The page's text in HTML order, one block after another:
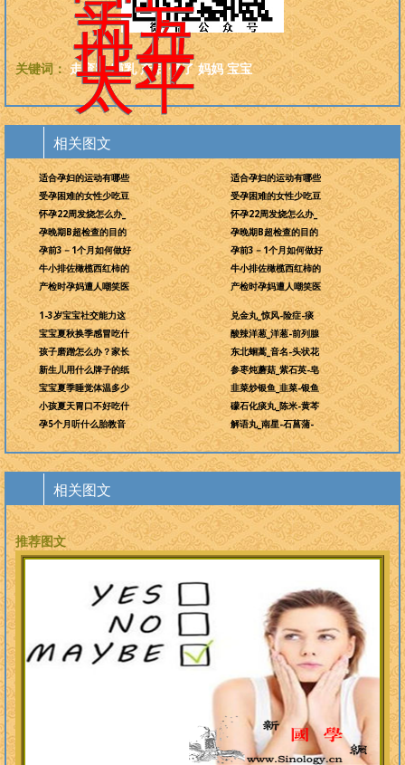
为万
世开
太平
关键词： 走弯路 哺乳 产后 饿了 妈妈 宝宝
相关图文
适合孕妇的运动有哪些
受孕困难的女性少吃豆
怀孕22周发烧怎么办_
孕晚期B超检查的目的
孕前3－1个月如何做好
牛小排佐橄榄西红柿的
产检时孕妈遭人嘲笑医
适合孕妇的运动有哪些
受孕困难的女性少吃豆
怀孕22周发烧怎么办_
孕晚期B超检查的目的
孕前3－1个月如何做好
牛小排佐橄榄西红柿的
产检时孕妈遭人嘲笑医
1-3岁宝宝社交能力这
宝宝夏秋换季感冒吃什
孩子磨蹭怎么办？家长
新生儿用什么牌子的纸
宝宝夏季睡觉体温多少
小孩夏天胃口不好吃什
孕5个月听什么胎教音
兑金丸_惊风-险症-痰
酸辣洋葱_洋葱-前列腺
东北蛔蒿_音名-头状花
参枣炖蘑菇_紫石英-皂
韭菜炒银鱼_韭菜-银鱼
礞石化痰丸_陈米-黄芩
解语丸_南星-石菖蒲-
相关图文
推荐图文